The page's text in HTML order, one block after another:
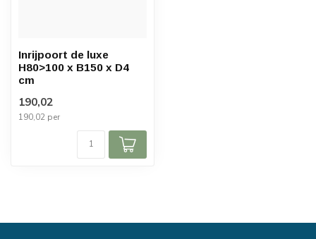
Inrijpoort de luxe
H80>100 x B150 x D4
cm
190,02
190,02 per